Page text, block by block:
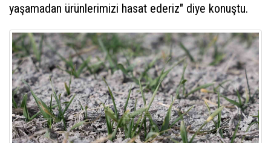
yaşamadan ürünlerimizi hasat ederiz" diye konuştu.